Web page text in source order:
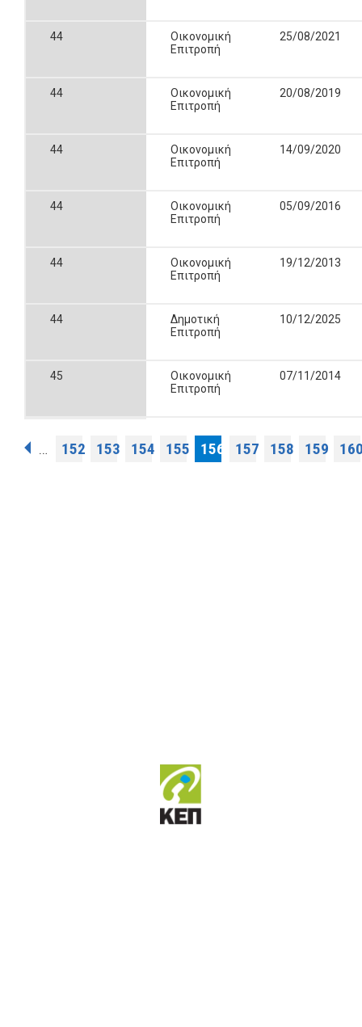
44
Οικονομική
Επιτροπή
25/08/2021
44
Οικονομική
Επιτροπή
20/08/2019
44
Οικονομική
Επιτροπή
14/09/2020
44
Οικονομική
Επιτροπή
05/09/2016
44
Οικονομική
Επιτροπή
19/12/2013
44
Δημοτική
Επιτροπή
10/12/2025
45
Οικονομική
Επιτροπή
07/11/2014
Σελίδες
… 152 153 154 155 156 157 158 159